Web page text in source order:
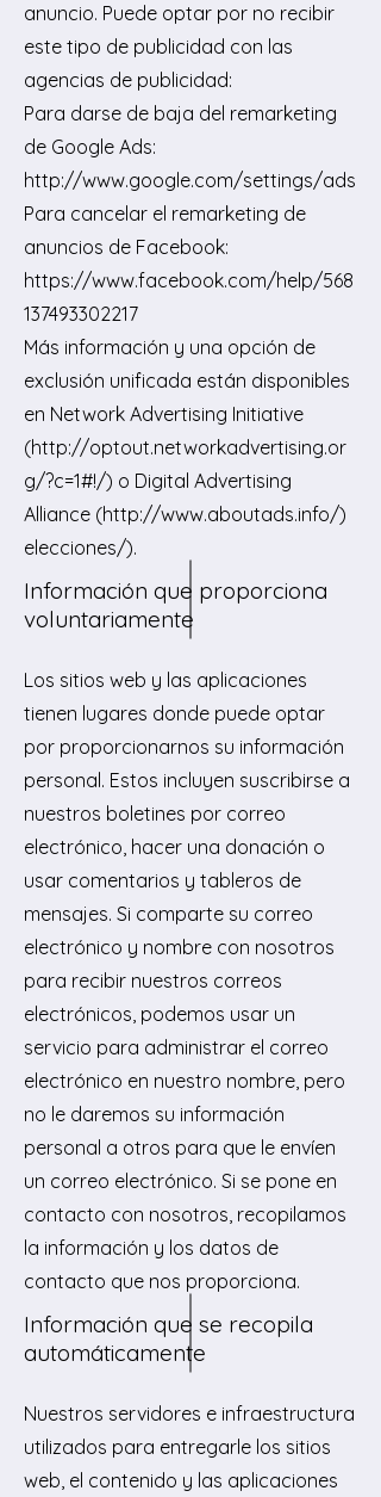
anuncio. Puede optar por no recibir
este tipo de publicidad con las
agencias de publicidad:
Para darse de baja del remarketing
de Google Ads:
http://www.google.com/settings/ads
Para cancelar el remarketing de
anuncios de Facebook:
https://www.facebook.com/help/568
137493302217
Más información y una opción de
exclusión unificada están disponibles
en Network Advertising Initiative
(http://optout.networkadvertising.or
g/?c=1#!/) o Digital Advertising
Alliance (http://www.aboutads.info/)
elecciones/).
Información que proporciona
voluntariamente
Los sitios web y las aplicaciones
tienen lugares donde puede optar
por proporcionarnos su información
personal. Estos incluyen suscribirse a
nuestros boletines por correo
electrónico, hacer una donación o
usar comentarios y tableros de
mensajes. Si comparte su correo
electrónico y nombre con nosotros
para recibir nuestros correos
electrónicos, podemos usar un
servicio para administrar el correo
electrónico en nuestro nombre, pero
no le daremos su información
personal a otros para que le envíen
un correo electrónico. Si se pone en
contacto con nosotros, recopilamos
la información y los datos de
contacto que nos proporciona.
Información que se recopila
automáticamente
Nuestros servidores e infraestructura
utilizados para entregarle los sitios
web, el contenido y las aplicaciones